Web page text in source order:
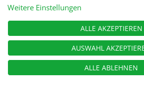
Weitere Einstellungen
ALLE AKZEPTIEREN
AUSWAHL
ALLE ABLEHNEN
© Copyright 2026 Tooltraders GmbH. Alle